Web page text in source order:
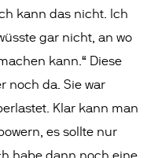
kann das nicht. Ich
gar nicht, an wo
kann.“ Diese
noch da. Sie war
Klar kann man
es sollte nur